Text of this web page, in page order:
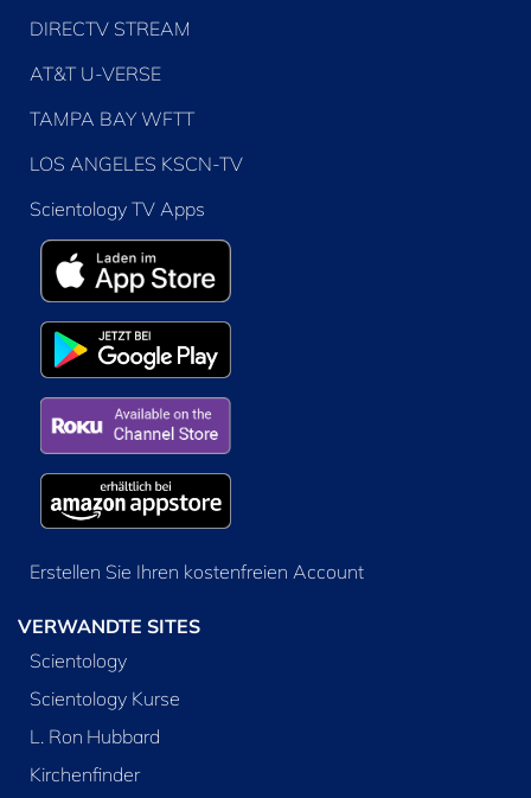
DIRECTV STREAM
AT&T U-VERSE
TAMPA BAY WFTT
LOS ANGELES KSCN-TV
Scientology TV Apps
Erstellen Sie Ihren kostenfreien Account
VERWANDTE SITES
Scientology
Scientology Kurse
L. Ron Hubbard
Kirchenfinder